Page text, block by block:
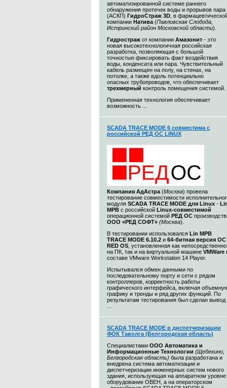
автоматизированной системе раннего
обнаружения протечек воды и прорывов пара
(АСКП) ГидроСтраж 3D , в
компании Натива (Павловская Слобода,
Истринский район Московской области).
Гидростраж от компании Амазонит - это
новая высокотехнологичная российская
разработка, позволяющая с большой
точностью фиксировать факт воздействия
воды, конденсата или пара. Чувствительный
кабель размещен на полу, на стенах, на
потолке, а также вдоль потенциально
опасных трубопроводов, что обеспечивает
трехмерный контроль помещения системой.
Примененная технология обеспечивает
возможность ...
SCADA TRACE MODE 6 совместима с
российской РЕД ОС LINUX
Компания АдАстра (Москва) провела
тестирование совместимости
модуля SCADA TRACE MODE для Linux -
МРВ с российской Linux-совместимой
операционной системой РЕД ОС
ООО «РЕД СОФТ» (Москва).
В тестировании использовался Lin МРВ
TRACE MODE 6.10.2 и 64-битная версия ОС
RED OS , установленная как непосредственно
на ПК, так и на виртуальной машине VMWare
составе VMware Workstation 14 Player.
Испытывался обмен данными по
последовательному порту и сети c рядом
контроллеров, корректность работы
графического интерфейса, включая
графику и тренды и ряд других функций. По
результатам тестирования был сделан вывод
SCADA TRACE MODE в диспетчеризации
ФОК Таволга (Белгородская область)
Специалистами ООО Автоматика и
Информационные Технологии (Щебекино,
Белгородская область) была разработана и
внедрена система автоматизации и
диспетчеризации инженерных систем нового
здания, использующая на аппаратном уровне
оборудование ОВЕН, а на операторском